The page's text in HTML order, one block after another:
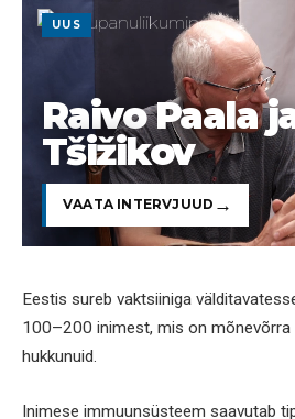
UUS
Raivo Paala
Tšižikov
VAATA INTERVJUUD
Eestis sureb vaktsiiniga
100–200 inimest, mis on mõnevõrra
hukkunuid.
Inimese immuunsüsteem saavutab